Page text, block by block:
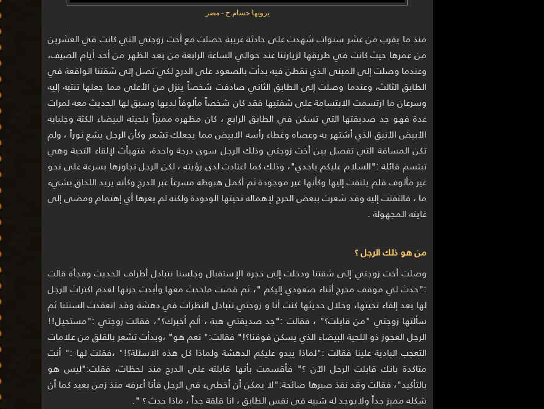
يرويها حسام.ح - مصر
منذ ما يقرب من عشر سنوات شهدت على حادثة غريبة حصلت مع أخت زوجتي التي كانت في العشرين
من عمرها حيث كانت في طريقها لزيارتنا عند حوالي الساعة الرابعة من بعد الظهر من أحد أيام الصيف،
وعندما وصلت إلى المبنى الذي نقطن فيه بدأت بالصعود على الدرج لكي تصل إلى شقتنا الواقعة في
الطابق الثالث، وعندما وصلت إلى الطابق الثاني صادفت شخصاً ينزل من الأعلى مما جعلها تنتبه إليه
وسرعان ما ارتسمت الابتسامة على شفتيها فقد كان شخصاً مألوفاً لديها وسبق لها الحديث معه لمرات
عدة فهو جد صديقتها التي تسكن في الطابق الرابع ، كان مظهره مميزاً بلحيته البيضاء الكثة وجلبابه
الأبيض الأنيق الذي أشتهر به وعصاه وغطاء رأسه الابيض مما يجعلك تشعر وكأن الرجل يشع نوراً ، ولم
تكن المسافة التي تفصل بين أخت زوجتي وذلك الرجل سوى درجة واحدة، فتهيأت لإلقاء التحية وهي
تبتسم قائلة :"السلام عليكم ياجدي"، وذلك كما اعتادت لدى رؤيته ، لكن الرجل تجاوزها بسرعة على نحو
غير مألوف فلم يلتفت إليها وكأنها غير موجودة ثم أكمل هبوطه مسرعاً عبر الدرج وكأنه يريد اللحاق بشيء
ما ، فالتفتت إليه وقد شعرت ببعض الحرج لإهماله تحيتها الودودة ولكنه لم يعرها أي إهتمام ومضى إلى
غايته المجهولة .
من هو ذلك الرجل ؟
وصلت أخت زوجتي إلى شقتنا ودخلت إلى حجرة الإستقبال وجلسنا نتبادل أطراف الحديث وفجأة قالت
:"حدث لي موقف محرج أثناء صعودي إليكم "، ثم قصت ماحدث معها وأبدت حزنها لعدم اكتراث الرجل
لها بعد إلقاء تحيتها، وخلال حديثها كنت أنا و زوجتي نتبادل النظرات في دهشة وقد انعقدت السنتنا ثم
سألتها زوجتي "من قابلت؟" ، فقالت :"جد صديقتي هبة ، ألم أخبرك؟"، فقالت زوجتي :"مستحيل!!
الرجل العجوز ذو اللحية البيضاء الذي يسكن فوقنا؟!" فقالت:" نعم هو" ،وبدأت تشعر بالقلق من علامات
التعجب البادية علينا فقالت :"لماذا يبدو عليكم الدهشة ولماذا كل هذه الاسئلة؟!" ،فقلت لها :" أنت
متاكدة بانك قابلت الرجل الآن ؟" فأقسمت بأنها قابلته على الدرج منذ لحظات، فقلت:"ليس هو
بالتأكيد"، فقالت وقد نفذ صبرها صائحة:"لا يمكن أن أخطىء في الرجل فأنا أعرفه منذ زمن بعيد كما أن
شكله مميز جداً ولايوجد له شبيه فى نفس الطابق ، انا قلقة جداً ، ماذا حدث ؟ ".